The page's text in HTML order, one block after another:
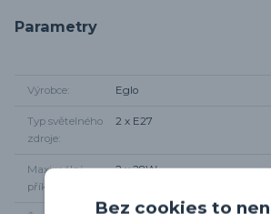
Parametry
Výrobce Eglo
Typ světelného
zdroje
2 x E27
Maximální
příkon
2 x 28W
Bez cookies to